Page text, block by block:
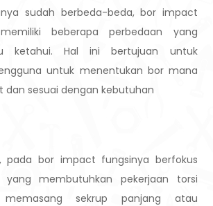
sudah berbeda-beda, bor impact
beberapa perbedaan yang
ketahui. Hal ini bertujuan untuk
untuk menentukan bor mana
dan sesuai dengan kebutuhan
pada bor impact fungsinya berfokus
yang membutuhkan pekerjaan torsi
sekrup panjang atau